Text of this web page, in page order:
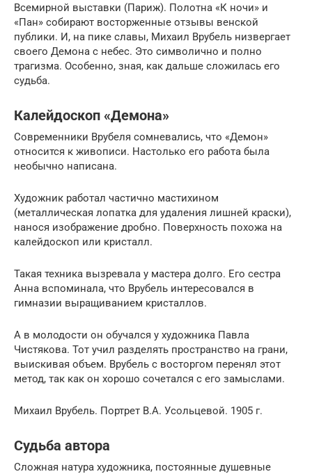
Всемирной выставки (Париж). Полотна «К ночи» и
«Пан» собирают восторженные отзывы венской
публики. И, на пике славы, Михаил Врубель низвергает
своего Демона с небес. Это символично и полно
трагизма. Особенно, зная, как дальше сложилась его
судьба.
Калейдоскоп «Демона»
Современники Врубеля сомневались, что «Демон»
относится к живописи. Настолько его работа была
необычно написана.
Художник работал частично мастихином
(металлическая лопатка для удаления лишней краски),
нанося изображение дробно. Поверхность похожа на
калейдоскоп или кристалл.
Такая техника вызревала у мастера долго. Его сестра
Анна вспоминала, что Врубель интересовался в
гимназии выращиванием кристаллов.
А в молодости он обучался у художника Павла
Чистякова. Тот учил разделять пространство на грани,
выискивая объем. Врубель с восторгом перенял этот
метод, так как он хорошо сочетался с его замыслами.
Михаил Врубель. Портрет В.А. Усольцевой. 1905 г.
Судьба автора
Сложная натура художника, постоянные душевные